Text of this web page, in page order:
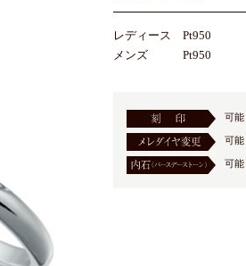
レディース Pt950
メンズ Pt950
可能
可能
可能